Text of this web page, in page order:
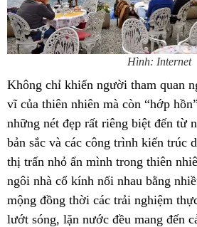
Hình: Internet
Không chỉ khiến người tham quan
vĩ của thiên nhiên mà còn “hớp
những nét đẹp rất riêng biệt đến từ
bản sắc và các công trình kiến trúc
thị trấn nhỏ ẩn mình trong thiên
ngôi nhà cổ kính nối nhau bằng
mộng đồng thời các trải nghiệm
lướt sóng, lặn nước đều mang đến